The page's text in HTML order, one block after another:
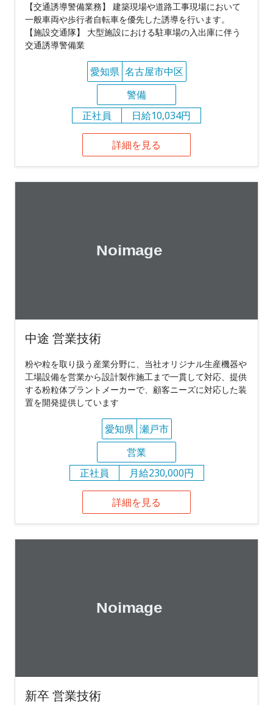
【交通誘導警備業務】 建築現場や道路工事現場において
一般車両や歩行者自転車を優先した誘導を行います。
【施設交通隊】 大型施設における駐車場の入出庫に伴う
交通誘導警備業
愛知県 名古屋市中区
警備
正社員
日給10,034円
詳細を見る
中途 営業技術
粉や粒を取り扱う産業分野に、当社オリジナル生産機器や
工場設備を営業から設計製作施工まで一貫して対応、提供
する粉粒体プラントメーカーで、顧客ニーズに対応した装
置を開発提供しています
愛知県 瀬戸市
営業
正社員
月給230,000円
詳細を見る
新卒 営業技術